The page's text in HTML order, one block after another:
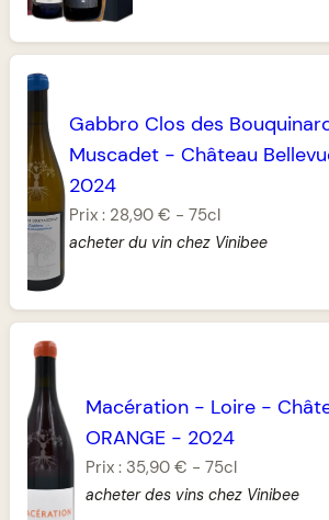
Gabbro Clos des
Muscadet- Château
2024
Prix : 28,90 € - 75cl
acheter du vin chez Vinibee
Macération- Loire-
ORANGE- 2024
Prix : 35,90 € - 75cl
acheter des vins chez Vinibee